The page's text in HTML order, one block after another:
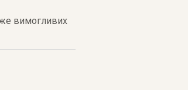
вимогливих